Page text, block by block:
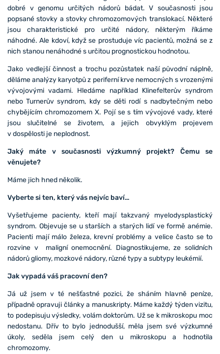
dobré v genomu určitých nádorů bádat. V současnosti jsou
popsané stovky a stovky chromozomových translokací. Některé
jsou charakteristické pro určité nádory, některým říkáme
náhodné. Ale kdoví, když se prostuduje víc pacientů, možná se z
nich stanou nenáhodné s určitou prognostickou hodnotou.
Jako vedlejší činnost a trochu pozůstatek naší původní náplně,
děláme analýzy karyotpů z periferní krve nemocných s vrozenými
vývojovými vadami. Hledáme například Klinefelterův syndrom
nebo Turnerův syndrom, kdy se děti rodí s nadbytečným nebo
chybějícím chromozomem X. Pojí se s tím vývojové vady, které
jsou slučitelné se životem, a jejich obvyklým projevem
v dospělosti je neplodnost.
Jaký máte v současnosti výzkumný projekt? Čemu se
věnujete?
Máme jich hned několik.
Vyberte si ten, který vás nejvíc baví…
Vyšetřujeme pacienty, kteří mají takzvaný myelodysplastický
syndrom. Objevuje se u starších a starých lidí ve formě anémie.
Pacienti mají málo železa, krevní problémy a velice často se to
rozvine v maligní onemocnění. Diagnostikujeme, ze solidních
nádorů gliomy, mozkové nádory, různé typy a subtypy leukémií.
Jak vypadá váš pracovní den?
Já už jsem v té nešťastné pozici, že sháním hlavně peníze,
případně opravuji články a manuskripty. Máme každý týden vizitu,
to podepisuju výsledky, volám doktorům. Už se k mikroskopu moc
nedostanu. Dřív to bylo jednodušší, měla jsem své výzkumné
úkoly, seděla jsem celý den u mikroskopu a hodnotila
chromozomy.